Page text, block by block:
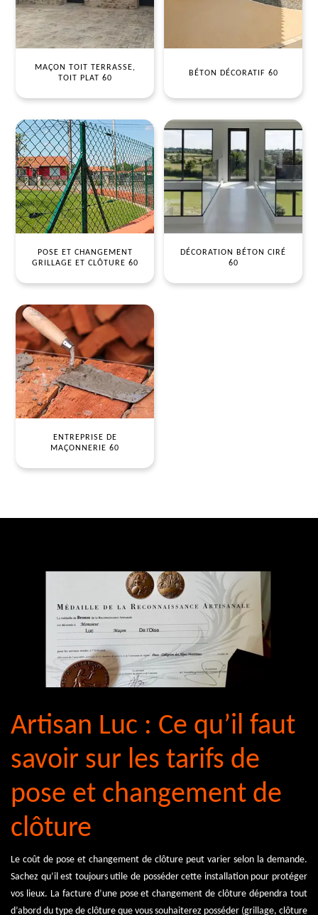
MAÇON TOIT TERRASSE,
TOIT PLAT 60
BÉTON DÉCORATIF 60
POSE ET CHANGEMENT
GRILLAGE ET CLÔTURE 60
DÉCORATION BÉTON CIRÉ
60
ENTREPRISE DE
MAÇONNERIE 60
Artisan Luc : Ce qu’il faut
savoir sur les tarifs de
pose et changement de
clôture
Le coût de pose et changement de clôture peut varier selon la demande.
Sachez qu’il est toujours utile de posséder cette installation pour protéger
vos lieux. La facture d’une pose et changement de clôture dépendra tout
d’abord du type de clôture que vous souhaiterez posséder (grillage, clôture